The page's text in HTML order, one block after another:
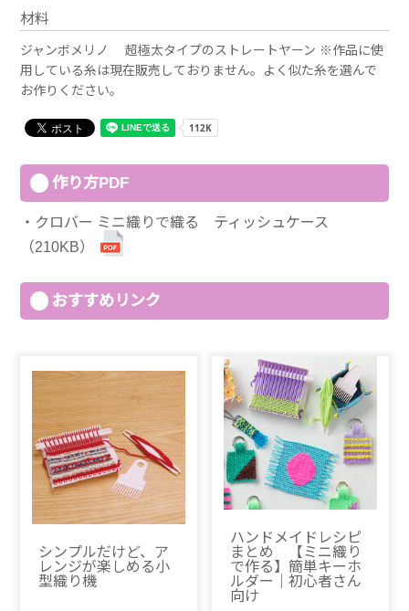
材料
ジャンボメリノ 超極太タイプのストレートヤーン ※作品に使
用している糸は現在販売しておりません。よく似た糸を選んで
お作りください。
作り方PDF
クロバー ミニ織りで織る ティッシュケース
（210KB）
おすすめリンク
シンプルだけど、ア
レンジが楽しめる小
型織り機
ハンドメイドレシピ
まとめ 【ミニ織り
で作る】簡単キーホ
ルダー｜初心者さん
向け